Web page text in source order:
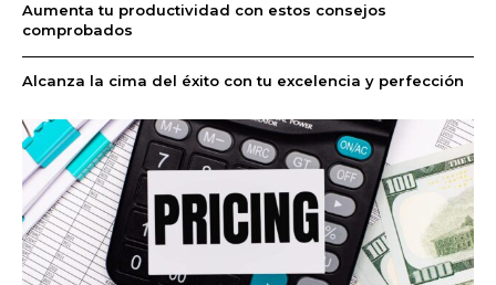
Aumenta tu productividad con estos consejos
comprobados
Alcanza la cima del éxito con tu excelencia y perfección